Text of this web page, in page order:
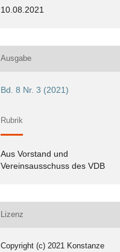
10.08.2021
Ausgabe
Bd. 8 Nr. 3 (2021)
Rubrik
Aus Vorstand und
Vereinsausschuss des VDB
Lizenz
Copyright (c) 2021 Konstanze